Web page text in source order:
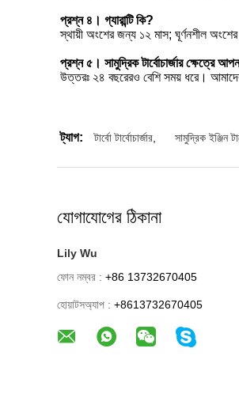
প্রশ্ন ৪। গ্যারান্টি কি?
স্থায়ী অংশের জন্য ১২ মাস; ঘূর্ণনশীল
প্রশ্ন ৫। সামুদ্রিক টার্বোচার্জার ক্ষেত্রে
উত্তরঃ ২৪ বছরেরও বেশি সময় ধরে। আমাদের
ট্যাগ: টার্বো টার্বোচার্জার সামুদ্রিক ইঞ্জিন
যোগাযোগের ঠিকানা
Lily Wu
ফোন নম্বর : +86 13732670405
হোয়াটসঅ্যাপ : +8613732670405